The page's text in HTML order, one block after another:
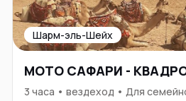
Шарм-эль-Шейх
МОТО САФАРИ -
3 часа • вездеход • Для